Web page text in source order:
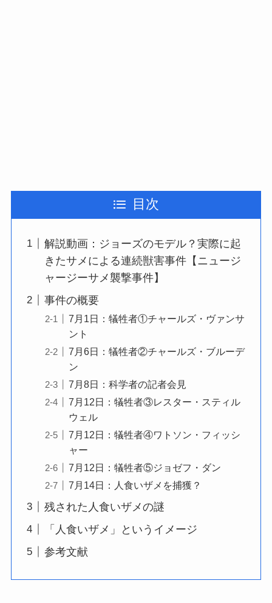
目次
解説動画：ジョーズのモデル？実際に起
きたサメによる連続獣害事件【ニュージ
ャージーサメ襲撃事件】
事件の概要
7月1日：犠牲者①チャールズ・ヴァンサ
ント
7月6日：犠牲者②チャールズ・ブルーデ
ン
7月8日：科学者の記者会見
7月12日：犠牲者③レスター・スティル
ウェル
7月12日：犠牲者④ワトソン・フィッシ
ャー
7月12日：犠牲者⑤ジョゼフ・ダン
7月14日：人食いザメを捕獲？
残された人食いザメの謎
「人食いザメ」というイメージ
参考文献